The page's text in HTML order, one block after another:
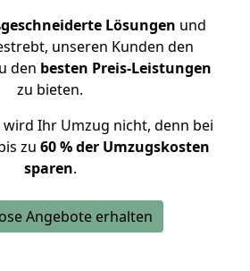
Lösungen und
unseren Kunden den
den besten Preis-Leistungen
zu bieten.
Ihr Umzug nicht, denn bei
zu 60 % der Umzugskosten
sparen.
Angebote erhalten